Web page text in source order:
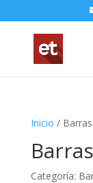
Inicio /
Categoría: